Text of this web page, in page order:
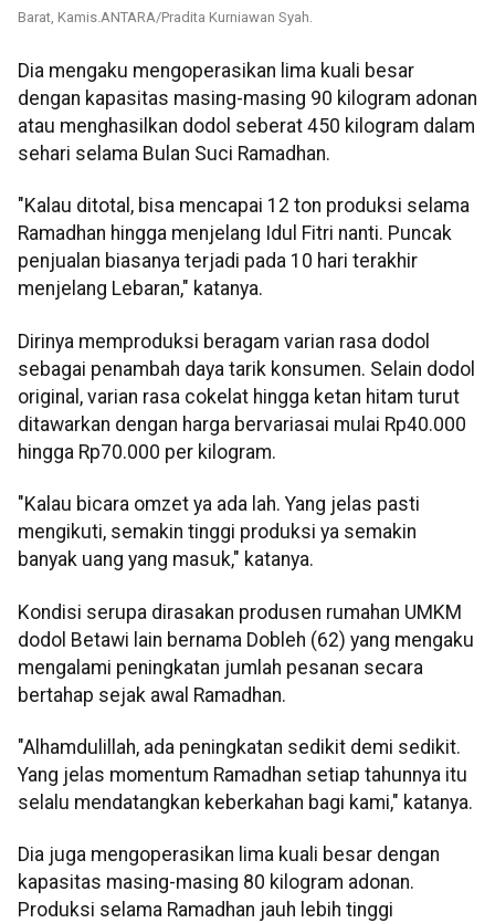
Barat, Kamis.ANTARA/Pradita Kurniawan Syah.
Dia mengaku mengoperasikan lima kuali besar
dengan kapasitas masing-masing 90 kilogram adonan
atau menghasilkan dodol seberat 450 kilogram dalam
sehari selama Bulan Suci Ramadhan.
"Kalau ditotal, bisa mencapai 12 ton produksi selama
Ramadhan hingga menjelang Idul Fitri nanti. Puncak
penjualan biasanya terjadi pada 10 hari terakhir
menjelang Lebaran," katanya.
Dirinya memproduksi beragam varian rasa dodol
sebagai penambah daya tarik konsumen. Selain dodol
original, varian rasa cokelat hingga ketan hitam turut
ditawarkan dengan harga bervariasai mulai Rp40.000
hingga Rp70.000 per kilogram.
"Kalau bicara omzet ya ada lah. Yang jelas pasti
mengikuti, semakin tinggi produksi ya semakin
banyak uang yang masuk," katanya.
Kondisi serupa dirasakan produsen rumahan UMKM
dodol Betawi lain bernama Dobleh (62) yang mengaku
mengalami peningkatan jumlah pesanan secara
bertahap sejak awal Ramadhan.
"Alhamdulillah, ada peningkatan sedikit demi sedikit.
Yang jelas momentum Ramadhan setiap tahunnya itu
selalu mendatangkan keberkahan bagi kami," katanya.
Dia juga mengoperasikan lima kuali besar dengan
kapasitas masing-masing 80 kilogram adonan.
Produksi selama Ramadhan jauh lebih tinggi